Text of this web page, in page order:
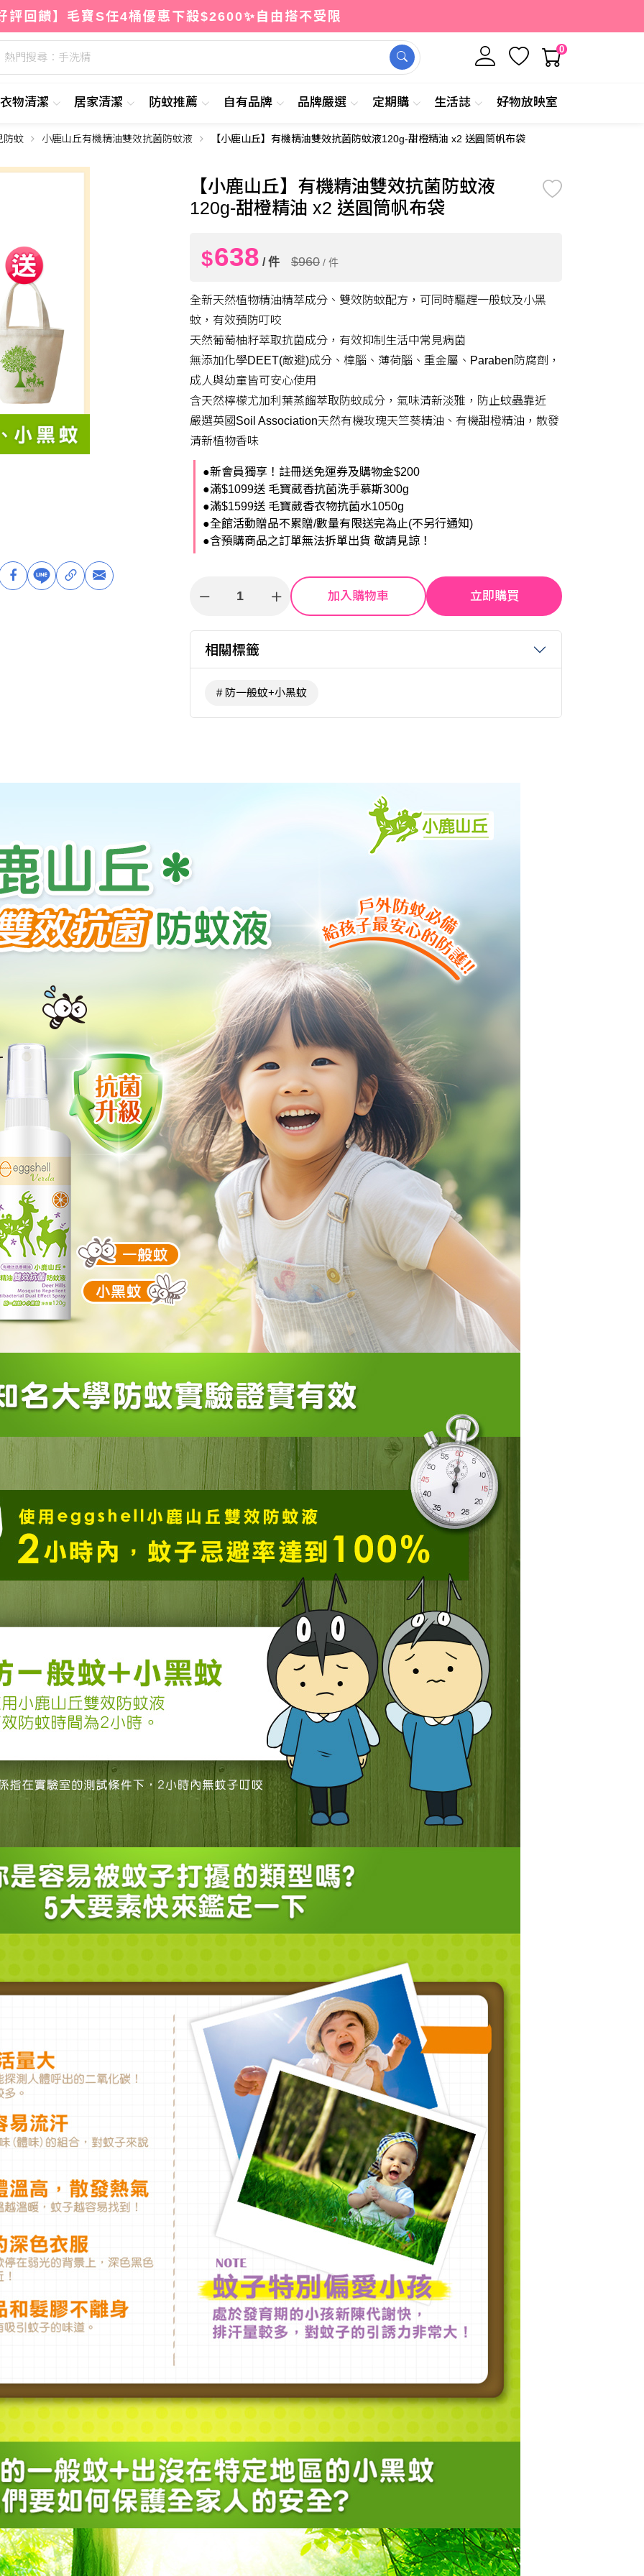
評回饋】毛寶S任4桶優惠下殺$2600✨自由搭不受限
熱門搜尋：手洗精
0
衣物清潔 居家清潔 防蚊推薦 自有品牌 品牌嚴選 定期購 生活誌 好物放映室
$638
防蚊 小鹿山丘有機精油雙效抗菌防蚊液 【小鹿山丘】有機精油雙效抗菌防蚊液120g-甜橙精油 x2 送圓筒帆布袋
【小鹿山丘】有機精油雙效抗菌防蚊液
120g-甜橙精油 x2 送圓筒帆布袋
$638 / 件 $960 / 件
全新天然植物精油精萃成分、雙效防蚊配方，可同時驅趕一般蚊及小黑
蚊，有效預防叮咬
天然葡萄柚籽萃取抗菌成分，有效抑制生活中常見病菌
無添加化學DEET(敵避)成分、樟腦、薄荷腦、重金屬、Paraben防腐劑，
成人與幼童皆可安心使用
含天然檸檬尤加利葉蒸餾萃取防蚊成分，氣味清新淡雅，防止蚊蟲靠近
嚴選英國Soil Association天然有機玫瑰天竺葵精油、有機甜橙精油，散發
清新植物香味
●新會員獨享！註冊送免運券及購物金$200
●滿$1099送 毛寶葳香抗菌洗手慕斯300g
●滿$1599送 毛寶葳香衣物抗菌水1050g
●全館活動贈品不累贈/數量有限送完為止(不另行通知)
●含預購商品之訂單無法拆單出貨 敬請見諒！
加入購物車 立即購買
相關標籤
防一般蚊+小黑蚊